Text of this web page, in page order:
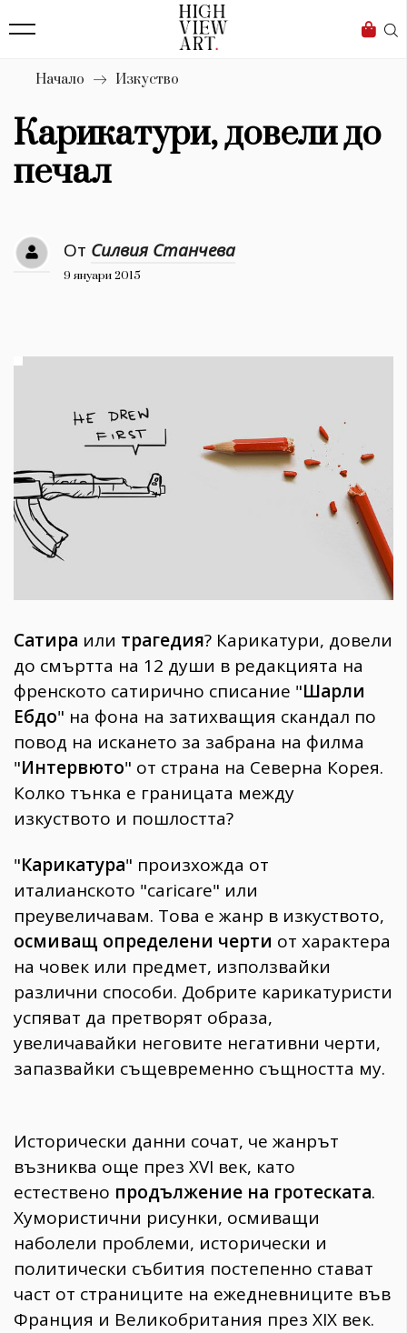
Бизнес
Мода
Dialogue
Изкуство
4340
Красота
777
1970
Гурме 1710
Пътувай
237
Здраве
Gentlemen
Wellness
1817
ПОСЛЕДВАЙТЕ
Начало Изкуство
Карикатури, довели до
печал
От Силвия Станчева
9 януари 2015
Сатира или трагедия? Карикатури, довели
до смъртта на 12 души в редакцията на
френското сатирично списание "Шарли
Ебдо" на фона на затихващия скандал по
повод на искането за забрана на филма
"Интервюто" от страна на Северна Корея.
Колко тънка е границата между
изкуството и пошлостта?
"Карикатура" произхожда от
италианското "caricare" или
преувеличавам. Това е жанр в изкуството,
осмиващ определени черти от характера
на човек или предмет, използвайки
различни способи. Добрите карикатуристи
успяват да претворят образа,
увеличавайки неговите негативни черти,
запазвайки същевременно същността му.
Исторически данни сочат, че жанрът
възниква още през ХVІ век, като
естествено продължение на гротеската.
Хумористични рисунки, осмиващи
наболели проблеми, исторически и
политически събития постепенно стават
част от страниците на ежедневниците във
Франция и Великобритания през ХІХ век.